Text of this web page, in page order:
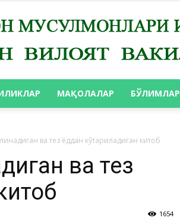
МАҚОЛАЛАР БЎЛИМЛАР
ва тез ёддан кўтариладиган китоб
ва тез
1654